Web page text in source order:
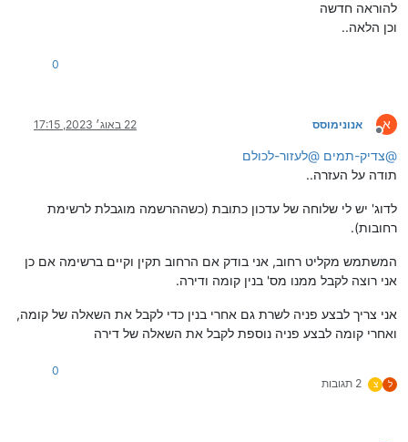
להוראה חדשה
וכן הלאה..
0
א
מנותק
אנונימוסס 22 באוג׳ 2023, 17:15
@צדיק-תמים @לעזור-לכולם
תודה על העזרה..
לדוג' יש לי שלוחה של עדכון כתובת (כשההרשמה מוגבלת לרשימת
רחובות).
המשתמש מקליט רחוב, אני בודק אם הרחוב תקין וקיים ברשימה אם כן
אני רוצה לקבל ממנו מס' בנין קומה ודירה.
אני צריך לבצע פניה לשרת גם אחרי בנין כדי לקבל את השאלה של קומה,
ואחרי קומה לבצע פניה נוספת לקבל את השאלה של דירה
ל צ 2 תגובות
0